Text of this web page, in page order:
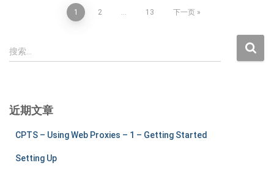
章
1 2 13 下一页
搜
索
搜索…
近期文章
CPTS – Using Web Proxies – 1 – Getting Started
Setting Up